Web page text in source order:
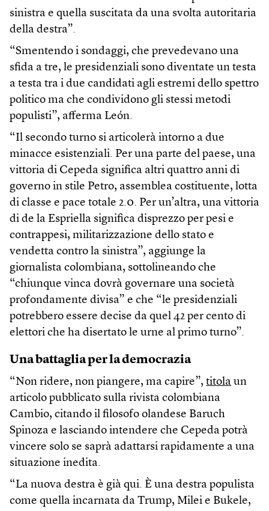
sinistra e quella suscitata da una svolta autoritaria
della destra”.
“Smentendo i sondaggi, che prevedevano una
sfida a tre, le presidenziali sono diventate un testa
a testa tra i due candidati agli estremi dello spettro
politico ma che condividono gli stessi metodi
populisti”, afferma León.
“Il secondo turno si articolerà intorno a due
minacce esistenziali. Per una parte del paese, una
vittoria di Cepeda significa altri quattro anni di
governo in stile Petro, assemblea costituente, lotta
di classe e pace totale 2.0. Per un’altra, una vittoria
di de la Espriella significa disprezzo per pesi e
contrappesi, militarizzazione dello stato e
vendetta contro la sinistra”, aggiunge la
giornalista colombiana, sottolineando che
“chiunque vinca dovrà governare una società
profondamente divisa” e che “le presidenziali
potrebbero essere decise da quel 42 per cento di
elettori che ha disertato le urne al primo turno”.
Una battaglia per la democrazia
“Non ridere, non piangere, ma capire”, titola un
articolo pubblicato sulla rivista colombiana
Cambio, citando il filosofo olandese Baruch
Spinoza e lasciando intendere che Cepeda potrà
vincere solo se saprà adattarsi rapidamente a una
situazione inedita.
“La nuova destra è già qui. È una destra populista
come quella incarnata da Trump, Milei e Bukele,